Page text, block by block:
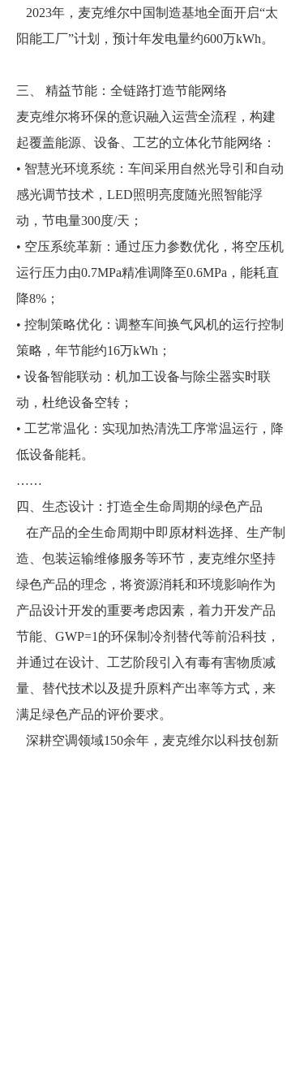
2023年，麦克维尔中国制造基地全面开启“太
阳能工厂”计划，预计年发电量约600万kWh。
三、 精益节能：全链路打造节能网络
麦克维尔将环保的意识融入运营全流程，构建
起覆盖能源、设备、工艺的立体化节能网络：
• 智慧光环境系统：车间采用自然光导引和自动
感光调节技术，LED照明亮度随光照智能浮
动，节电量300度/天；
• 空压系统革新：通过压力参数优化，将空压机
运行压力由0.7MPa精准调降至0.6MPa，能耗直
降8%；
• 控制策略优化：调整车间换气风机的运行控制
策略，年节能约16万kWh；
• 设备智能联动：机加工设备与除尘器实时联
动，杜绝设备空转；
• 工艺常温化：实现加热清洗工序常温运行，降
低设备能耗。
……
四、生态设计：打造全生命周期的绿色产品
在产品的全生命周期中即原材料选择、生产制
造、包装运输维修服务等环节，麦克维尔坚持
绿色产品的理念，将资源消耗和环境影响作为
产品设计开发的重要考虑因素，着力开发产品
节能、GWP=1的环保制冷剂替代等前沿科技，
并通过在设计、工艺阶段引入有毒有害物质减
量、替代技术以及提升原料产出率等方式，来
满足绿色产品的评价要求。
深耕空调领域150余年，麦克维尔以科技创新